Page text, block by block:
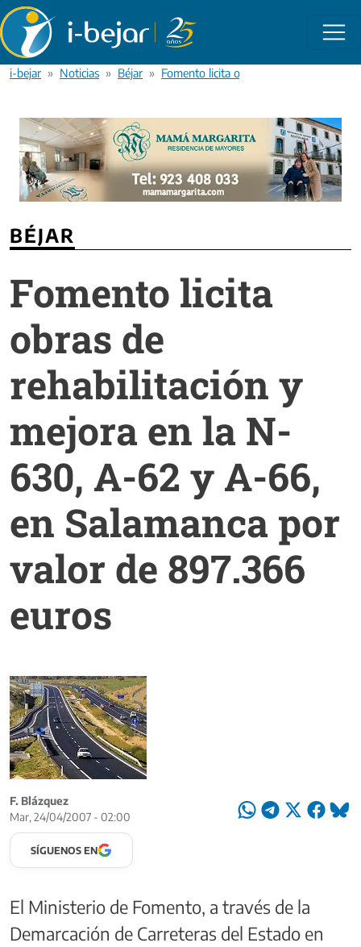
Pasar al contenido principal
i-bejar Noticias Béjar Fomento licita obras de rehabilitación
BÉJAR
Fomento licita
obras de
rehabilitación y
mejora en la N-
630, A-62 y A-66,
en Salamanca por
valor de 897.366
euros
F. Blázquez
Mar, 24/04/2007 - 02:00
SÍGUENOS EN
El Ministerio de Fomento, a través de la
Demarcación de Carreteras del Estado en